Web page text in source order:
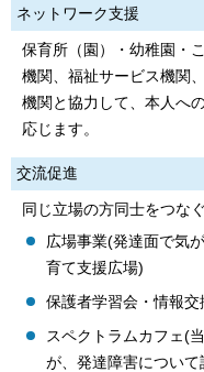
ネットワーク支援
保育所（園）・幼稚園・
機関、福祉サービス機関
機関と協力して、本人へ
応じます。
交流促進
同じ立場の方同士をつな
広場事業(発達面で気
育て支援広場)
保護者学習会・情報
スペクトラムカフェ(
が、発達障害につい